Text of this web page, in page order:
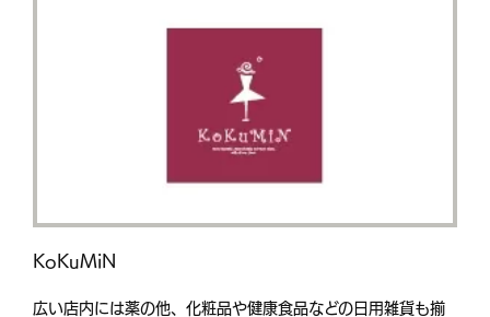
KoKuMiN
広い店内には薬の他、化粧品や健康食品などの日用雑貨も揃